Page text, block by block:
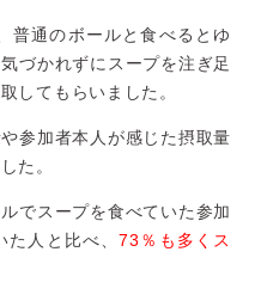
普通のボールと食べるとゆ
づかれずにスープを注ぎ足
してもらいました。
参加者本人が感じた摂取量
た。
でスープを食べていた参加
た人と比べ、73％も多くス